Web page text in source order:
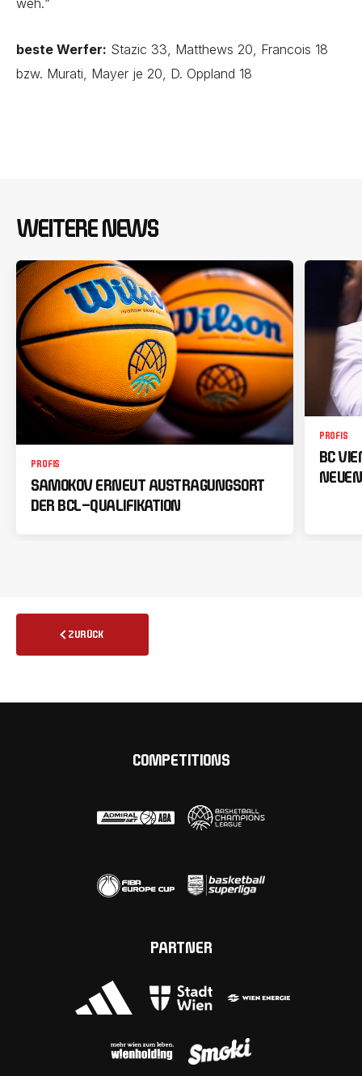
weh.“
beste Werfer: Stazic 33, Matthews 20, Francois 18
bzw. Murati, Mayer je 20, D. Oppland 18
WEITERE NEWS
PROFIS
SAMOKOV ERNEUT AUSTRAGUNGSORT
DER BCL-QUALIFIKATION
PROFIS
BC
ZURÜCK
COMPETITIONS
PARTNER